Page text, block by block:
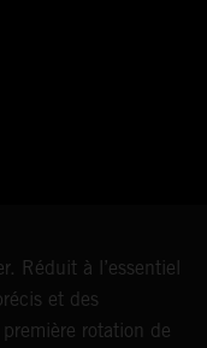
Réduit à l’essentiel
et des
rotation de